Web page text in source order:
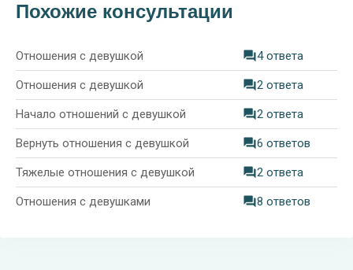
Похожие консультации
Отношения с девушкой 4 ответа
Отношения с девушкой 2 ответа
Начало отношений с девушкой 2 ответа
Вернуть отношения с девушкой 6 ответов
Тяжелые отношения с девушкой 2 ответа
Отношения с девушками 8 ответов